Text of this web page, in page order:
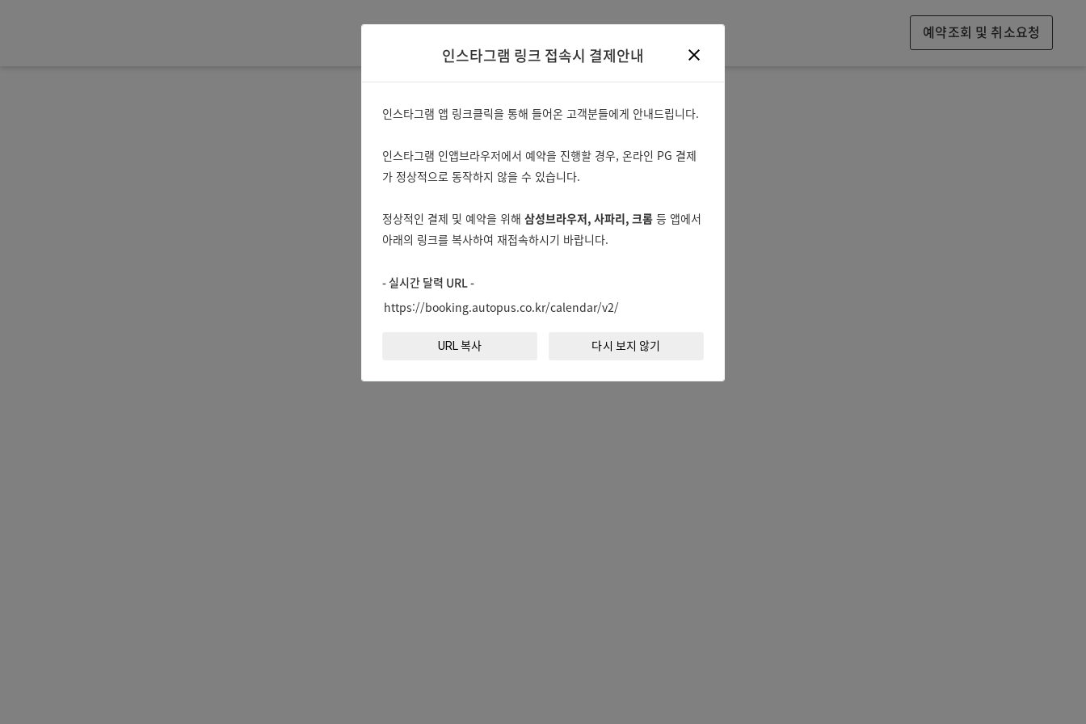
예약조회 및 취소요청
실시간 예약을 사용하지 않는 상품입니다.
인스타그램 링크 접속시 결제안내 close
인스타그램 앱 링크클릭을 통해 들어온 고객분들에게 안내드립니다.
인스타그램 인앱브라우저에서 예약을 진행할 경우, 온라인 PG 결제
가 정상적으로 동작하지 않을 수 있습니다.
정상적인 결제 및 예약을 위해 삼성브라우저, 사파리, 크롬 등 앱에서
아래의 링크를 복사하여 재접속하시기 바랍니다.
- 실시간 달력 URL -
URL 복사 다시 보지 않기